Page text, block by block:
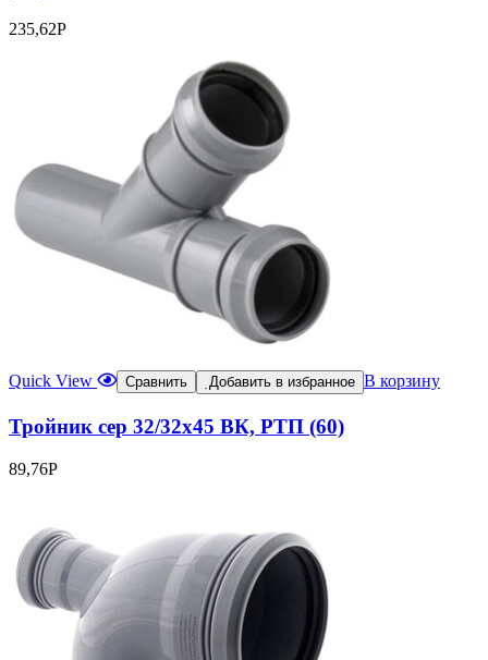
235,62Р
Quick View Сравнить Добавить в избранное В корзину
Тройник сер 32/32х45 ВК, РТП (60)
89,76Р